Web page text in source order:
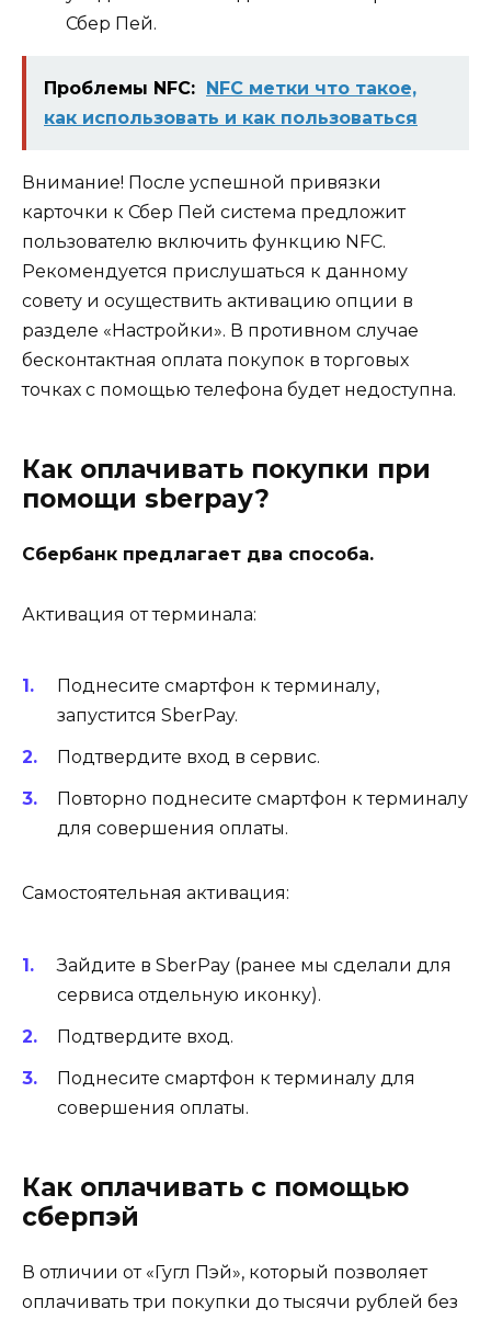
Сбер Пей.
Проблемы NFC:
NFC метки что такое,
как использовать и как пользоваться
Внимание! После успешной привязки
карточки к Сбер Пей система предложит
пользователю включить функцию NFС.
Рекомендуется прислушаться к данному
совету и осуществить активацию опции в
разделе «Настройки». В противном случае
бесконтактная оплата покупок в торговых
точках с помощью телефона будет недоступна.
Как оплачивать покупки при
помощи sberpay?
Сбербанк предлагает два способа.
Активация от терминала:
Поднесите смартфон к терминалу,
запустится SberPay.
Подтвердите вход в сервис.
Повторно поднесите смартфон к терминалу
для совершения оплаты.
Самостоятельная активация:
Зайдите в SberPay (ранее мы сделали для
сервиса отдельную иконку).
Подтвердите вход.
Поднесите смартфон к терминалу для
совершения оплаты.
Как оплачивать с помощью
сберпэй
В отличии от «Гугл Пэй», который позволяет
оплачивать три покупки до тысячи рублей без